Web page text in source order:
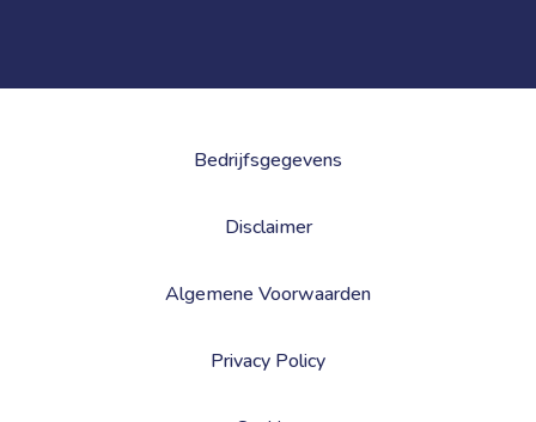
Bedrijfsgegevens
Disclaimer
Algemene Voorwaarden
Privacy Policy